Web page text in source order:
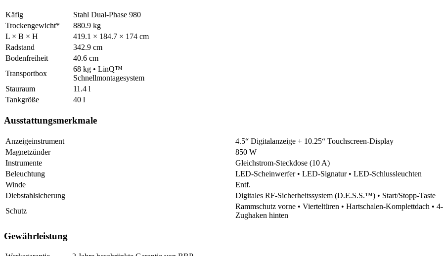
Käfig
Stahl Dual-Phase 980
Trockengewicht*
880.9 kg
L × B × H
419.1 × 184.7 × 174 cm
Radstand
342.9 cm
Bodenfreiheit
40.6 cm
Transportbox
68 kg • LinQ™
Schnellmontagesystem
Stauraum
11.4 l
Tankgröße
40 l
Ausstattungsmerkmale
Anzeigeinstrument
4.5“ Digitalanzeige + 10.25“ Touchscreen-Display
Magnetzünder
850 W
Instrumente
Gleichstrom-Steckdose (10 A)
Beleuchtung
LED-Scheinwerfer • LED-Signatur • LED-Schlussleuchten
Winde
Entf.
Diebstahlsicherung
Digitales RF-Sicherheitssystem (D.E.S.S.™) • Start/Stopp-Taste
Schutz
Rammschutz vorne • Vierteltüren • Hartschalen-Komplettdach
Zughaken hinten
Gewährleistung